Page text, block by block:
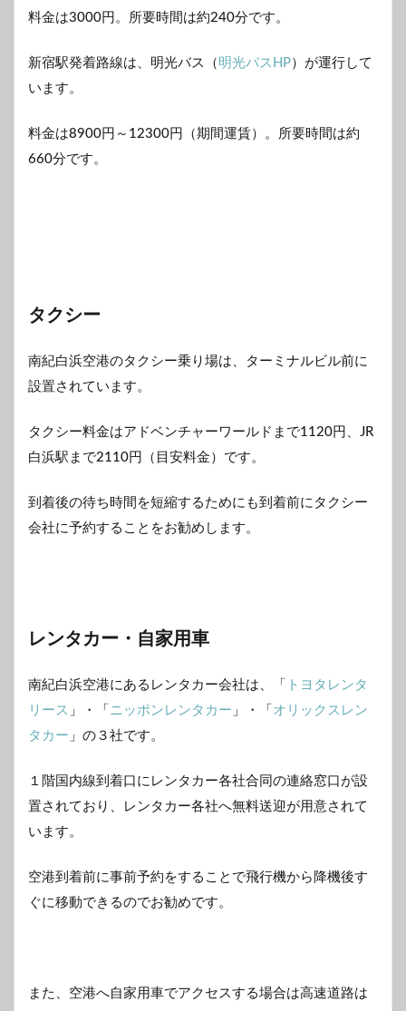
料金は3000円。所要時間は約240分です。
新宿駅発着路線は、明光バス（ 明光バスHP）が運行して
います。
料金は8900円～12300円（期間運賃）。所要時間は約
660分です。
タクシー
南紀白浜空港のタクシー乗り場は、ターミナルビル前に
設置されています。
タクシー料金はアドベンチャーワールドまで1120円、JR
白浜駅まで2110円（目安料金）です。
到着後の待ち時間を短縮するためにも到着前にタクシー
会社に予約することをお勧めします。
レンタカー・自家用車
南紀白浜空港にあるレンタカー会社は、「
トヨタレンタ
リース 」・「 ニッポンレンタカー 」・「 オリックスレン
タカー 」の３社です。
１階国内線到着口にレンタカー各社合同の連絡窓口が設
置されており、レンタカー各社へ無料送迎が用意されて
います。
空港到着前に事前予約をすることで飛行機から降機後す
ぐに移動できるのでお勧めです。
また、空港へ自家用車でアクセスする場合は高速道路は